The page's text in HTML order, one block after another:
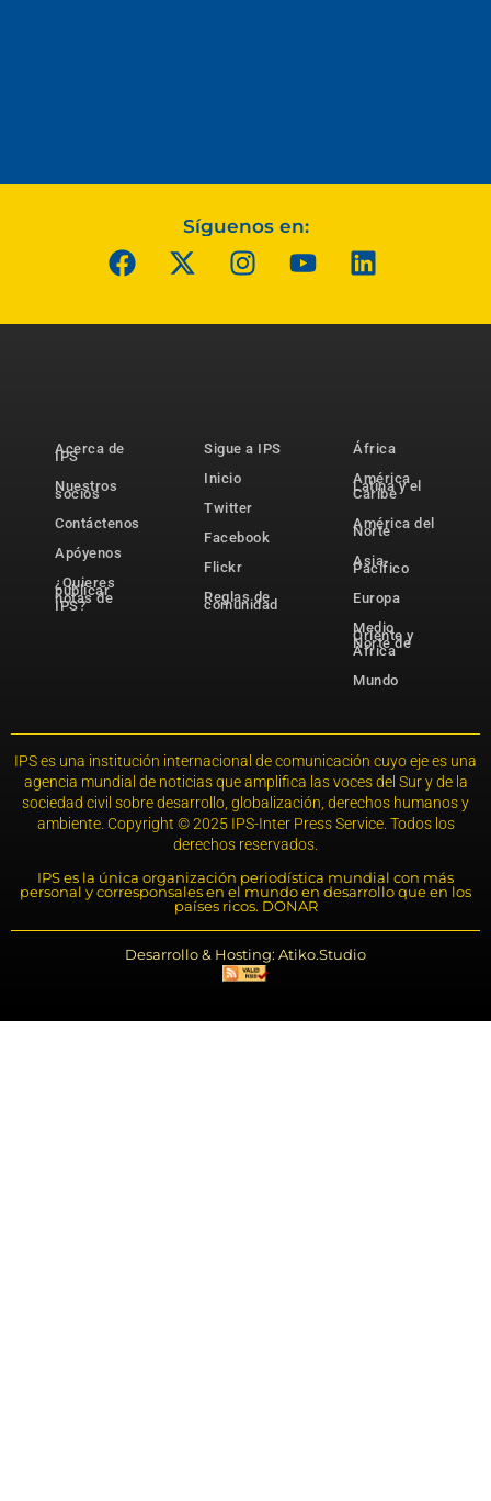
Síguenos en:
Acerca de
IPS
Nuestros
socios
Contáctenos
Apóyenos
¿Quieres
publicar
notas de
IPS?
Sigue a IPS
Inicio
Twitter
Facebook
Flickr
Reglas de
comunidad
África
América
Latina y el
Caribe
América del
Norte
Asia-
Pacífico
Europa
Medio
Oriente y
Norte de
África
Mundo
IPS es una institución internacional de comunicación cuyo eje es una
agencia mundial de noticias que amplifica las voces del Sur y de la
sociedad civil sobre desarrollo, globalización, derechos humanos y
ambiente. Copyright © 2025 IPS-Inter Press Service. Todos los
derechos reservados.
IPS es la única organización periodística mundial con más
personal y corresponsales en el mundo en desarrollo que en los
países ricos. DONAR
Desarrollo & Hosting: Atiko.Studio